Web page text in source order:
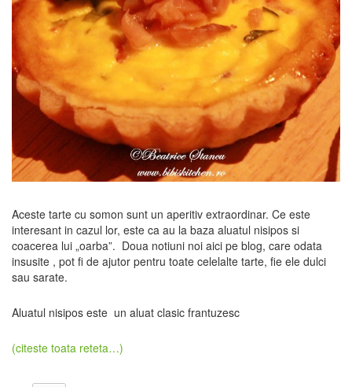
Aceste tarte cu somon sunt un aperitiv extraordinar. Ce este
interesant in cazul lor, este ca au la baza aluatul nisipos si
coacerea lui „oarba”. Doua notiuni noi aici pe blog, care odata
insusite , pot fi de ajutor pentru toate celelalte tarte, fie ele dulci
sau sarate.
Aluatul nisipos este un aluat clasic frantuzesc
(citeste toata reteta…)